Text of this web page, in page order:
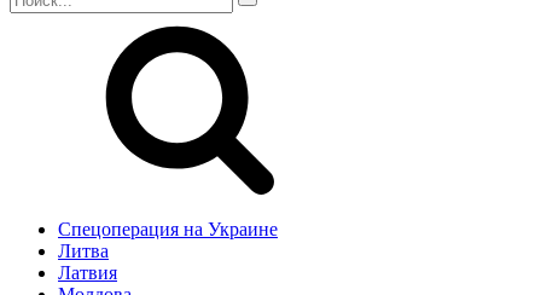
Спецоперация на Украине
Литва
Латвия